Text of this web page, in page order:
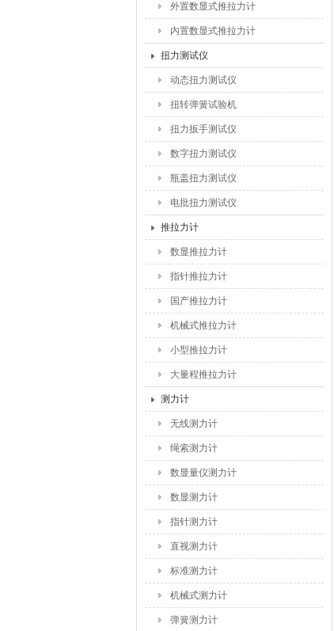
外置数显式推拉力计
内置数显式推拉力计
扭力测试仪
动态扭力测试仪
扭转弹簧试验机
扭力扳手测试仪
数字扭力测试仪
瓶盖扭力测试仪
电批扭力测试仪
推拉力计
数显推拉力计
指针推拉力计
国产推拉力计
机械式推拉力计
小型推拉力计
大量程推拉力计
测力计
无线测力计
绳索测力计
数显量仪测力计
数显测力计
指针测力计
直视测力计
标准测力计
机械式测力计
弹簧测力计